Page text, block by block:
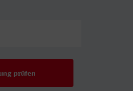
prüfen